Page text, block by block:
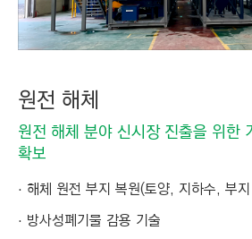
원전 해체
원전 해체 분야 신시장 진출을 위한
확보
해체 원전 부지 복원(토양, 지하수, 부
방사성폐기물 감용 기술